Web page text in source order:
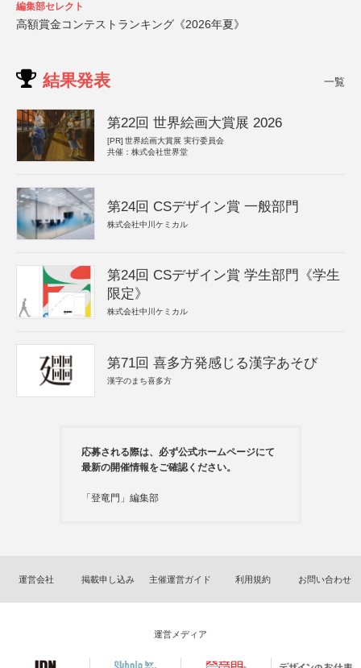
編集部セレクト
高額賞金コンテストランキング《2026年夏》
結果発表 一覧
第22回 世界絵画大賞展 2026
[PR] 世界絵画大賞展 実行委員会
共催：株式会社世界堂
第24回 CSデザイン賞 一般部門
株式会社中川ケミカル
第24回 CSデザイン賞 学生部門《学生
限定》
株式会社中川ケミカル
第71回 喜多方発感じる漢字あそび
漢字のまち喜多方
応募される際は、必ず公式ホームページにて
最新の開催情報をご確認ください。
「登竜門」編集部
運営会社 掲載申し込み 主催運営ガイド 利用規約 お問い合わせ
運営メディア